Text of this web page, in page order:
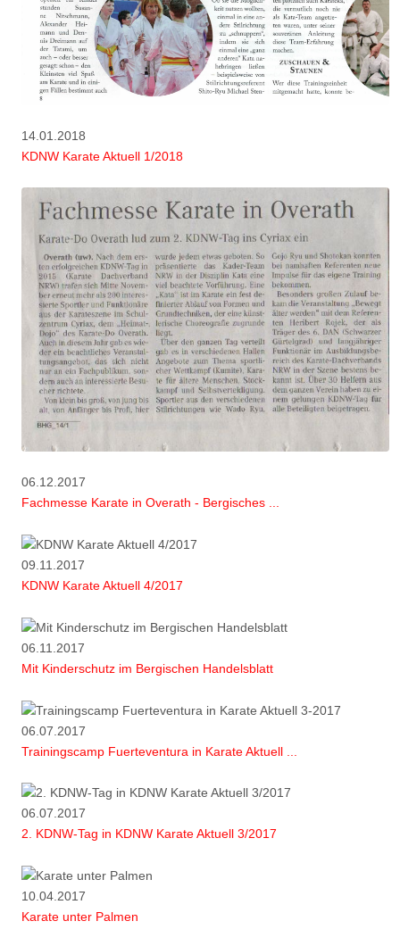
14.01.2018
KDNW Karate Aktuell 1/2018
06.12.2017
Fachmesse Karate in Overath - Bergisches ...
09.11.2017
KDNW Karate Aktuell 4/2017
06.11.2017
Mit Kinderschutz im Bergischen Handelsblatt
06.07.2017
Trainingscamp Fuerteventura in Karate Aktuell ...
06.07.2017
2. KDNW-Tag in KDNW Karate Aktuell 3/2017
10.04.2017
Karate unter Palmen